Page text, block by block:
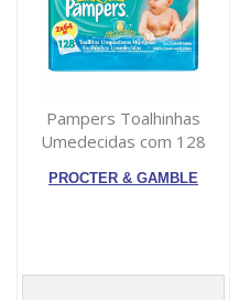
Pampers Toalhinhas
Umedecidas com 128
PROCTER & GAMBLE